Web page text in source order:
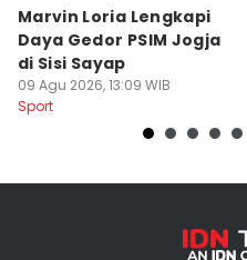
Marvin Loria Lengkapi
Daya Gedor PSIM Jogja
di Sisi Sayap
09 Agu 2026, 13:09 WIB
Sport